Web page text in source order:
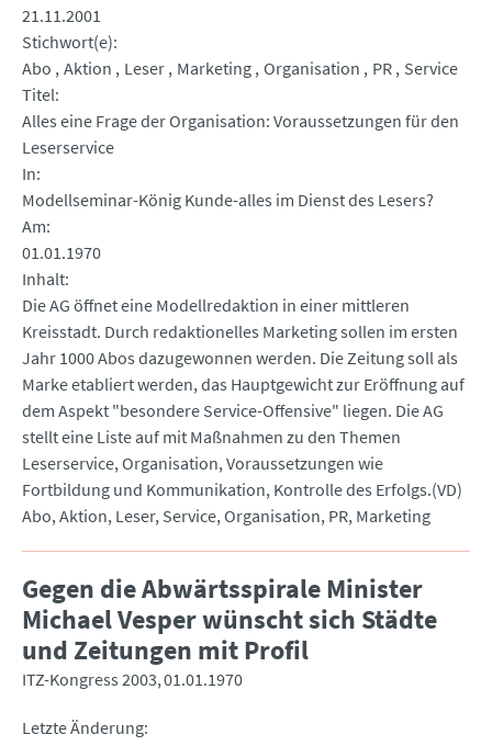
21.11.2001
Stichwort(e)
Abo Aktion Leser Marketing Organisation PR Service
Titel
Alles eine Frage der Organisation: Voraussetzungen für den
Leserservice
In
Modellseminar-König Kunde-alles im Dienst des Lesers?
Am
01.01.1970
Inhalt
Die AG öffnet eine Modellredaktion in einer mittleren
Kreisstadt. Durch redaktionelles Marketing sollen im ersten
Jahr 1000 Abos dazugewonnen werden. Die Zeitung soll als
Marke etabliert werden, das Hauptgewicht zur Eröffnung auf
dem Aspekt "besondere Service-Offensive" liegen. Die AG
stellt eine Liste auf mit Maßnahmen zu den Themen
Leserservice, Organisation, Voraussetzungen wie
Fortbildung und Kommunikation, Kontrolle des Erfolgs.(VD)
Abo, Aktion, Leser, Service, Organisation, PR, Marketing
Gegen die Abwärtsspirale Minister
Michael Vesper wünscht sich Städte
und Zeitungen mit Profil
ITZ-Kongress 2003 01.01.1970
Letzte Änderung